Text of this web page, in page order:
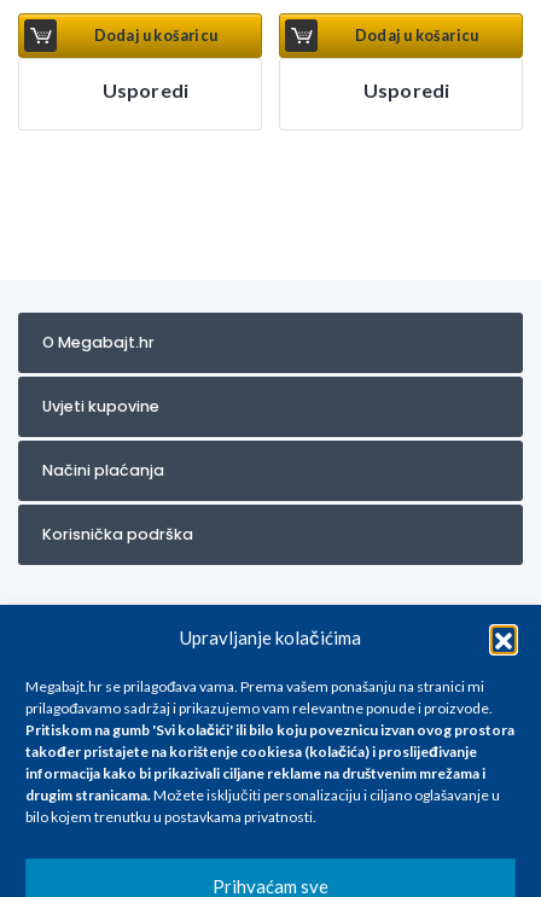
Upravljanje kolačićima
Megabajt.hr se prilagođava vama. Prema vašem ponašanju na stranici mi
prilagođavamo sadržaj i prikazujemo vam relevantne ponude i proizvode.
Pritiskom na gumb 'Svi kolačići' ili bilo koju poveznicu izvan ovog prostora
također pristajete na korištenje cookiesa (kolačića) i proslijeđivanje
informacija kako bi prikazivali ciljane reklame na društvenim mrežama i
drugim stranicama.Možete isključiti personalizaciju i ciljano oglašavanje u
bilo kojem trenutku u postavkama privatnosti.
Prihvaćam sve
Dodaj u košaricu
Usporedi
Dodaj u košaricu
Usporedi
O Megabajt.hr
Uvjeti kupovine
Načini plaćanja
Korisnička podrška
Za artikle kojih trenutno nema u ponudi obratite nam se na
info@megabajt.hr. Sve cijene su informativnog karaktera i podložne su
promjenama, a
iskazane su za avansno plaćanje(gotovina) u Eurima i uključuju PDV. Sve
se razlikovati od cijena u našim poslovnicama. Trudimo se dati što bolji
i točniji opis i sliku. Unatoč tome, ne možemo garantirati da su svi